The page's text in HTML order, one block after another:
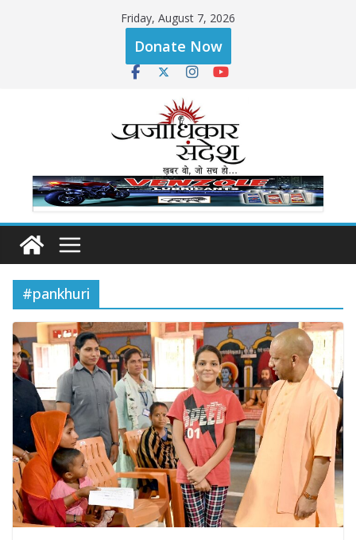
Friday, August 7, 2026
Donate Now
#pankhuri